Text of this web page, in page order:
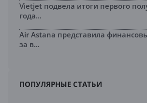
Vietjet подвела итоги первого
года...
Air Astana представила
за в...
ПОПУЛЯРНЫЕ СТАТЬИ